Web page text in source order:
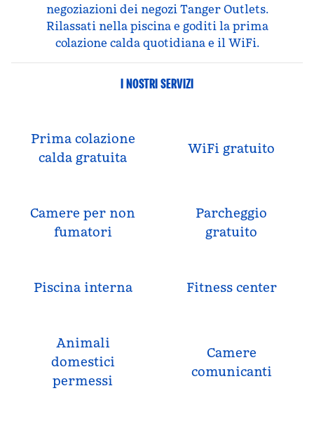
negoziazioni dei negozi Tanger Outlets.
Rilassati nella piscina e goditi la prima
colazione calda quotidiana e il WiFi.
I NOSTRI SERVIZI
Prima colazione
calda gratuita
WiFi gratuito
Camere per non
fumatori
Parcheggio
gratuito
Piscina interna Fitness center
Animali
domestici
permessi
Camere
comunicanti